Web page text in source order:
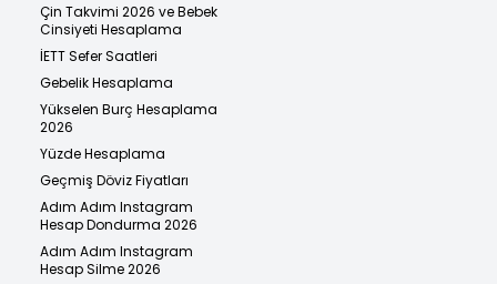
Çin Takvimi 2026 ve Bebek
Cinsiyeti Hesaplama
İETT Sefer Saatleri
Gebelik Hesaplama
Yükselen Burç Hesaplama
2026
Yüzde Hesaplama
Geçmiş Döviz Fiyatları
Adım Adım Instagram
Hesap Dondurma 2026
Adım Adım Instagram
Hesap Silme 2026